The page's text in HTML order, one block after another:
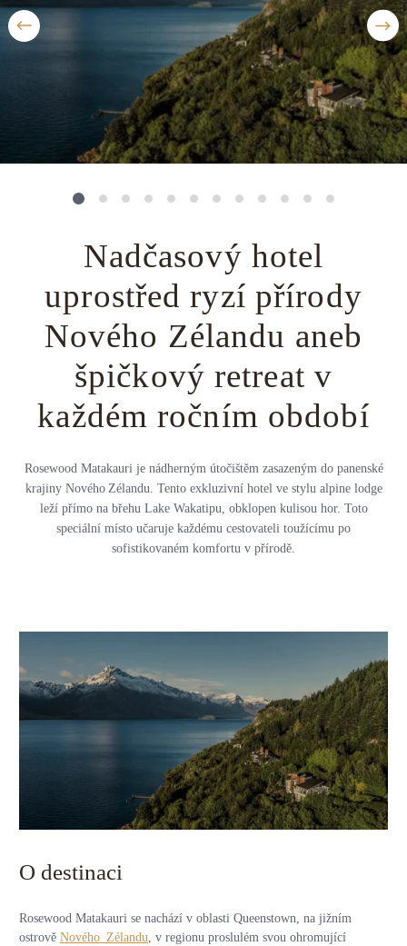
Nadčasový hotel
uprostřed ryzí přírody
Nového Zélandu aneb
špičkový retreat v
každém ročním období
Rosewood Matakauri je nádherným útočištěm zasazeným do panenské
krajiny Nového Zélandu. Tento exkluzivní hotel ve stylu alpine lodge
leží přímo na břehu Lake Wakatipu, obklopen kulisou hor. Toto
speciální místo učaruje každému cestovateli toužícímu po
sofistikovaném komfortu v přírodě.
O destinaci
Rosewood Matakauri se nachází v oblasti Queenstown, na jižním
ostrově Nového Zélandu, v regionu proslulém svou ohromující
Všechny destinace
Private jet
Golfová dovolená
Dovolená na pláži
Prodloužený víkend
Safari
Privátní vily
Všechny zážitky
Uganda
Botswana
Všechny destinace